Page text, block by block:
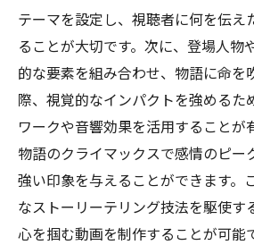
テーマを設定し、視聴者に何を伝え
ることが大切です。次に、登場人物
的な要素を組み合わせ、物語に命を
際、視覚的なインパクトを強めるた
ワークや音響効果を活用することが
物語のクライマックスで感情のピー
強い印象を与えることができます。
なストーリーテリング技法を駆使す
心を掴む動画を制作することが可能